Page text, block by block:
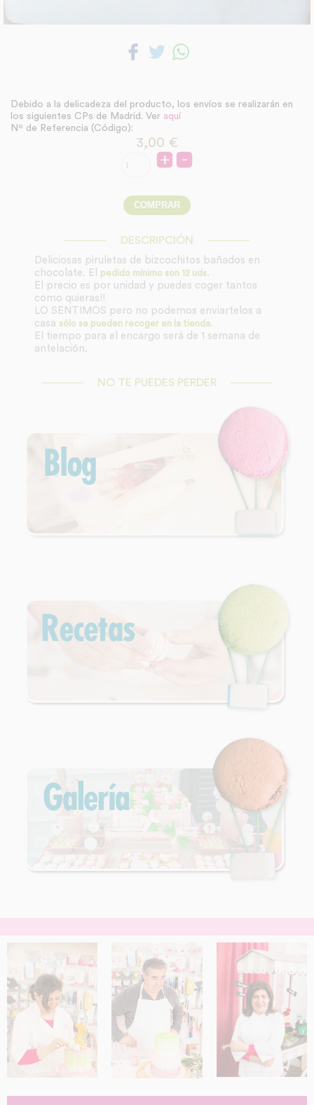
Debido a la delicadeza del producto, los envíos se realizarán en
los siguientes CPs de Madrid. Ver aquí
Nº de Referencia (Código):
3,00 €
DESCRIPCIÓN
Deliciosas piruletas de bizcochitos bañados en
chocolate. El
pedido mínimo son 12 uds.
El precio es por unidad y puedes coger tantos
como quieras!!
LO SENTIMOS pero no podemos enviartelos a
casa sólo se pueden recoger en la tienda.
El tiempo para el encargo será de 1 semana de
antelación.
NO TE PUEDES PERDER